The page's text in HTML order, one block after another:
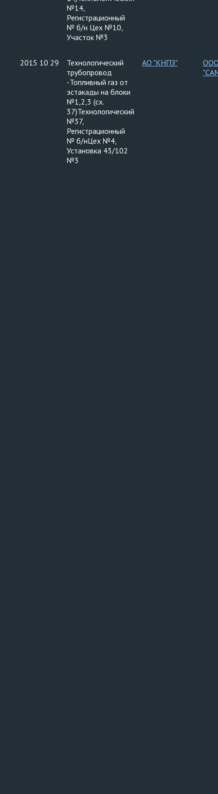
№14,
Регистрационный
№ б/н Цех №10,
Участок №3
2015 10 29
Технологический
трубопровод
-Топливный газ от
эстакады на блоки
№1,2,3 (сх.
37)Технологический
№37,
Регистрационный
№ б/нЦех №4,
Установка 43/102
№3
АО "КНПЗ"